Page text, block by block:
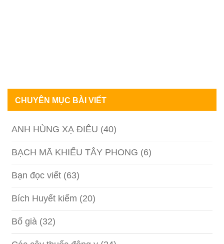
CHUYÊN MỤC BÀI VIẾT
ANH HÙNG XẠ ĐIÊU (40)
BẠCH MÃ KHIẾU TÂY PHONG (6)
Bạn đọc viết (63)
Bích Huyết kiếm (20)
Bố già (32)